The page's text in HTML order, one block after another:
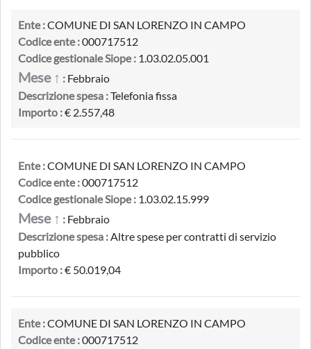
Ente :COMUNE DI SAN LORENZO IN CAMPO
Codice ente :000717512
Codice gestionale Siope : 1.03.02.05.001
Mese ↑ : Febbraio
Descrizione spesa :Telefonia fissa
Importo :€ 2.557,48
Ente :COMUNE DI SAN LORENZO IN CAMPO
Codice ente :000717512
Codice gestionale Siope : 1.03.02.15.999
Mese ↑ : Febbraio
Descrizione spesa :Altre spese per contratti di servizio
pubblico
Importo :€ 50.019,04
Ente :COMUNE DI SAN LORENZO IN CAMPO
Codice ente :000717512